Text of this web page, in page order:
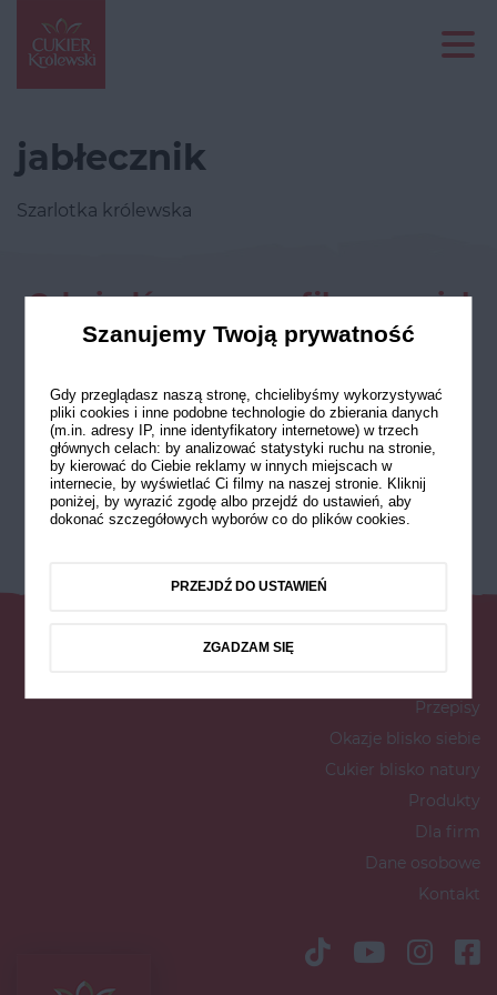
jabłecznik
Szarlotka królewska
Odwiedź nasze profile w social
mediach
Przepisy
Okazje blisko siebie
Cukier blisko natury
Produkty
Dla firm
Dane osobowe
Kontakt
Szanujemy Twoją prywatność
Gdy przeglądasz naszą stronę, chcielibyśmy wykorzystywać
pliki cookies i inne podobne technologie do zbierania danych
(m.in. adresy IP, inne identyfikatory internetowe) w trzech
głównych celach: by analizować statystyki ruchu na stronie,
by kierować do Ciebie reklamy w innych miejscach w
internecie, by wyświetlać Ci filmy na naszej stronie. Kliknij
poniżej, by wyrazić zgodę albo przejdź do ustawień, aby
dokonać szczegółowych wyborów co do plików cookies.
PRZEJDŹ DO USTAWIEŃ
ZGADZAM SIĘ